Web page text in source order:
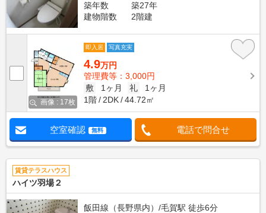
築年数
築27年
建物階数
2階建
画像 : 17枚
即入居 写真充実
4.9万円
管理費等：3,000円
敷
1ヶ月 礼
1ヶ月
1階
2DK 44.72㎡
空室確認 無料 電話で問合せ
賃貸テラスハウス
ハイツ羽場２
飯田線（長野県内）/毛賀駅 徒歩6分